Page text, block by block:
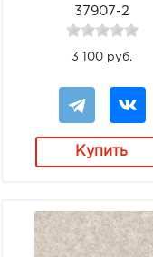
37907-2
3 100 руб.
Купить